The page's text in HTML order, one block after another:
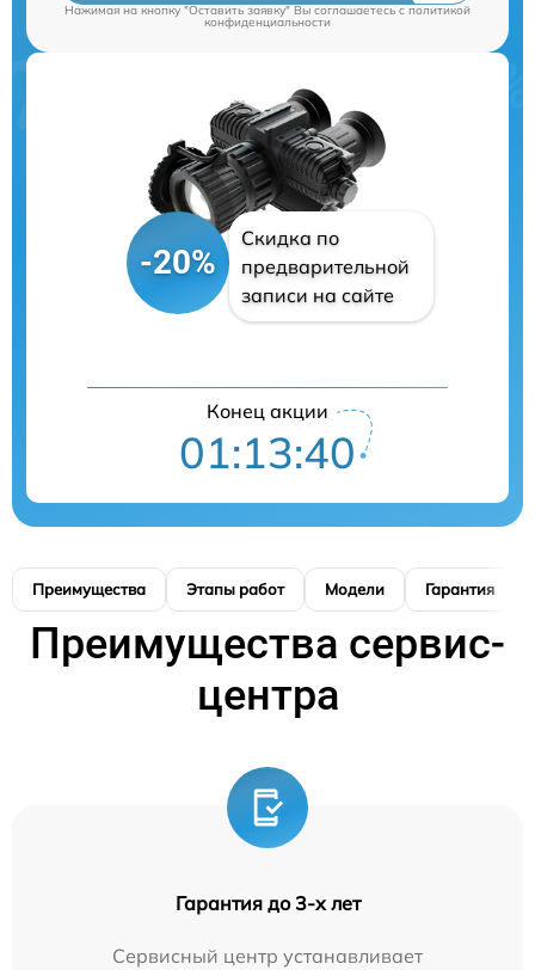
Нажимая на кнопку "Оставить заявку" Вы соглашаетесь cполитикой
конфиденциальности
-20%
Скидка по
предварительной
записи на сайте
Конец акции
01:13:40
Преимущества Этапы работ Модели Гарантия
Преимущества сервис-
центра
Гарантия до 3-х лет
Сервисный центр устанавливает